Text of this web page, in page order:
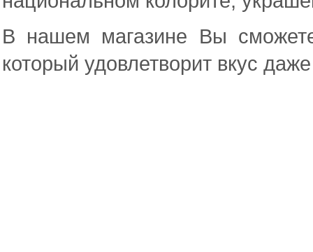
В нашем магазине Вы
который удовлетворит вкус